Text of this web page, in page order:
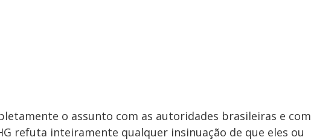
o assunto com as autoridades brasileiras e com
refuta inteiramente qualquer insinuação de que eles ou